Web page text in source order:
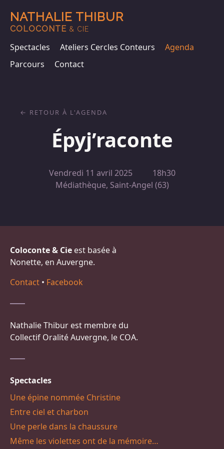
NATHALIE THIBUR
COLOCONTE & CIE
Spectacles Ateliers Cercles Conteurs
Agenda
Parcours
Contact
Épyj’raconte
Vendredi 11 avril 2025
18h30
Médiathèque, Saint-Angel (63)
RETOUR À L'AGENDA
Coloconte & Cie est basée à
Nonette, en Auvergne.
Contact • Facebook
Nathalie Thibur est membre du
Collectif Oralité Auvergne, le COA.
Spectacles
Une épine nommée Christine
Entre ciel et charbon
Une perle dans la chaussure
Même les violettes ont de la mémoire…